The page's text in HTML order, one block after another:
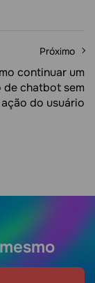
Próximo
continuar um
de chatbot sem
ação do usuário